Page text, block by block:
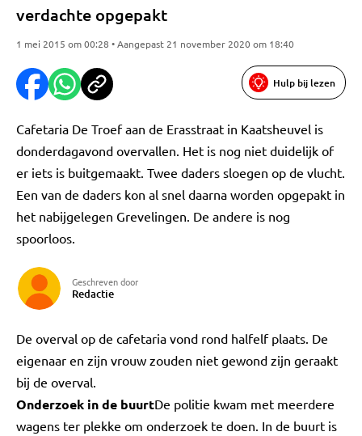
verdachte opgepakt
1 mei 2015 om 00:28 • Aangepast 21 november 2020 om 18:40
Hulp bij lezen
Cafetaria De Troef aan de Erasstraat in Kaatsheuvel is
donderdagavond overvallen. Het is nog niet duidelijk of
er iets is buitgemaakt. Twee daders sloegen op de vlucht.
Een van de daders kon al snel daarna worden opgepakt in
het nabijgelegen Grevelingen. De andere is nog
spoorloos.
Geschreven door
Redactie
De overval op de cafetaria vond rond halfelf plaats. De
eigenaar en zijn vrouw zouden niet gewond zijn geraakt
bij de overval.
Onderzoek in de buurtDe politie kwam met meerdere
wagens ter plekke om onderzoek te doen. In de buurt is